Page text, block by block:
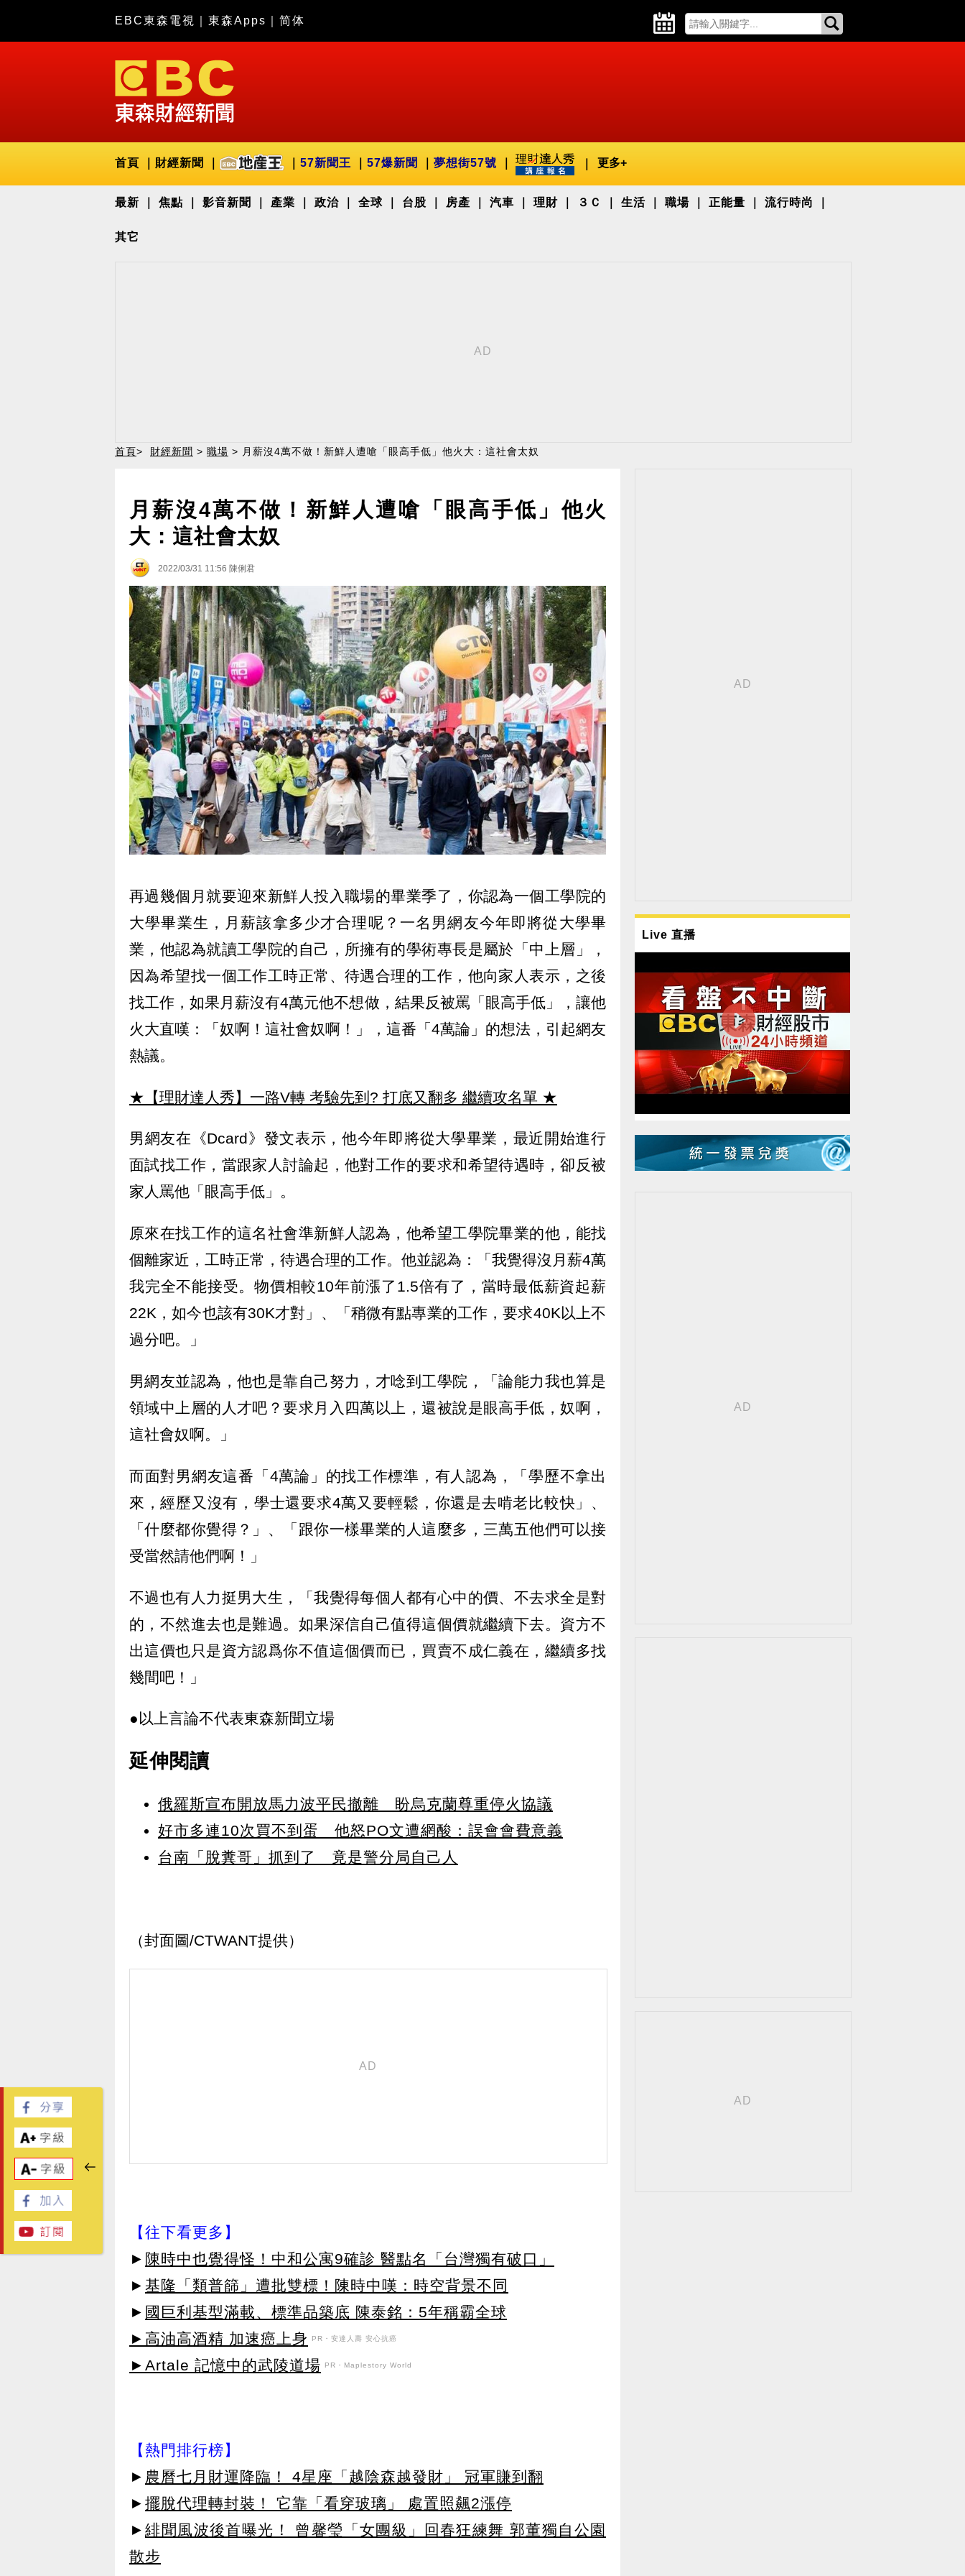
EBC東森電視 東森Apps 简体
首頁 財經新聞 57新聞王 57爆新聞 夢想街57號 更多+
最新 焦點 影音新聞 產業 政治 全球 台股 房產 汽車 理財 ３Ｃ 生活 職場 正能量 流行時尚
其它
首頁> 財經新聞 > 職場 > 月薪沒4萬不做！新鮮人遭嗆「眼高手低」他火大：這社會太奴
月薪沒4萬不做！新鮮人遭嗆「眼高手低」他火
大：這社會太奴
2022/03/31 11:56 陳俐君
再過幾個月就要迎來新鮮人投入職場的畢業季了，你認為一個工學院的
大學畢業生，月薪該拿多少才合理呢？一名男網友今年即將從大學畢
業，他認為就讀工學院的自己，所擁有的學術專長是屬於「中上層」，
因為希望找一個工作工時正常、待遇合理的工作，他向家人表示，之後
找工作，如果月薪沒有4萬元他不想做，結果反被罵「眼高手低」，讓他
火大直嘆：「奴啊！這社會奴啊！」，這番「4萬論」的想法，引起網友
熱議。
★【理財達人秀】一路V轉 考驗先到? 打底又翻多 繼續攻名單 ★
男網友在《Dcard》發文表示，他今年即將從大學畢業，最近開始進行
面試找工作，當跟家人討論起，他對工作的要求和希望待遇時，卻反被
家人罵他「眼高手低」。
原來在找工作的這名社會準新鮮人認為，他希望工學院畢業的他，能找
個離家近，工時正常，待遇合理的工作。他並認為：「我覺得沒月薪4萬
我完全不能接受。物價相較10年前漲了1.5倍有了，當時最低薪資起薪
22K，如今也該有30K才對」、「稍微有點專業的工作，要求40K以上不
過分吧。」
男網友並認為，他也是靠自己努力，才唸到工學院，「論能力我也算是
領域中上層的人才吧？要求月入四萬以上，還被說是眼高手低，奴啊，
這社會奴啊。」
而面對男網友這番「4萬論」的找工作標準，有人認為，「學歷不拿出
來，經歷又沒有，學士還要求4萬又要輕鬆，你還是去啃老比較快」、
「什麼都你覺得？」、「跟你一樣畢業的人這麼多，三萬五他們可以接
受當然請他們啊！」
不過也有人力挺男大生，「我覺得每個人都有心中的價、不去求全是對
的，不然進去也是難過。如果深信自己值得這個價就繼續下去。資方不
出這價也只是資方認爲你不值這個價而已，買賣不成仁義在，繼續多找
幾間吧！」
●以上言論不代表東森新聞立場
延伸閱讀
俄羅斯宣布開放馬力波平民撤離 盼烏克蘭尊重停火協議
好市多連10次買不到蛋 他怒PO文遭網酸：誤會會費意義
台南「脫糞哥」抓到了 竟是警分局自己人
（封面圖/CTWANT提供）
【往下看更多】
► 陳時中也覺得怪！中和公寓9確診 醫點名「台灣獨有破口」
► 基隆「類普篩」遭批雙標！陳時中嘆：時空背景不同
► 國巨利基型滿載、標準品築底 陳泰銘：5年稱霸全球
►高油高酒精 加速癌上身
PR・安達人壽 安心抗癌
►Artale 記憶中的武陵道場 PR・Maplestory World
【熱門排行榜】
► 農曆七月財運降臨！ 4星座「越陰森越發財」 冠軍賺到翻
► 擺脫代理轉封裝！ 它靠「看穿玻璃」 處置照飆2漲停
► 緋聞風波後首曝光！ 曾馨瑩「女團級」回春狂練舞 郭董獨自公園
散步
Live 直播